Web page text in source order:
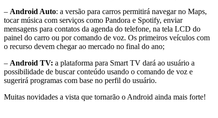
– Android Auto: a versão para carros permitirá navegar no Maps,
tocar música com serviços como Pandora e Spotify, enviar
mensagens para contatos da agenda do telefone, na tela LCD do
painel do carro ou por comando de voz. Os primeiros veículos com
o recurso devem chegar ao mercado no final do ano;
– Android TV: a plataforma para Smart TV dará ao usuário a
possibilidade de buscar conteúdo usando o comando de voz e
sugerirá programas com base no perfil do usuário.
Muitas novidades a vista que tornarão o Android ainda mais forte!